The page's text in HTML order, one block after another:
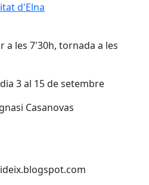
d'Elna
a les 7'30h, tornada a les
3 al 15 de setembre
Casanovas